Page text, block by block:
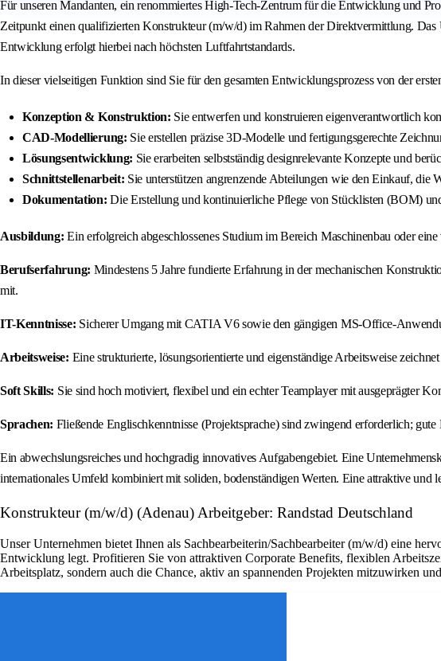
Für unseren Mandanten, ein renommiertes High-Tech-Zentrum für die Entwicklung und
Zeitpunkt einen qualifizierten Konstrukteur (m/w/d) im Rahmen der Direktvermittlung.
Entwicklung erfolgt hierbei nach höchsten Luftfahrtstandards.
In dieser vielseitigen Funktion sind Sie für den gesamten Entwicklungsprozess von der
Konzeption & Konstruktion: Sie entwerfen und konstruieren eigenverantwortlich
CAD-Modellierung: Sie erstellen präzise 3D-Modelle und fertigungsgerechte
Lösungsentwicklung: Sie erarbeiten selbstständig designrelevante Konzepte und
Schnittstellenarbeit: Sie unterstützen angrenzende Abteilungen wie den Einkauf, die
Dokumentation: Die Erstellung und kontinuierliche Pflege von Stücklisten (BOM)
Ausbildung: Ein erfolgreich abgeschlossenes Studium im Bereich Maschinenbau oder
Berufserfahrung: Mindestens 5 Jahre fundierte Erfahrung in der mechanischen
mit.
IT-Kenntnisse: Sicherer Umgang mit CATIA V6 sowie den gängigen MS-Office-
Arbeitsweise: Eine strukturierte, lösungsorientierte und eigenständige Arbeitsweise zeichnet
Soft Skills: Sie sind hoch motiviert, flexibel und ein echter Teamplayer mit ausgeprägter
Sprachen: Fließende Englischkenntnisse (Projektsprache) sind zwingend erforderlich;
Ein abwechslungsreiches und hochgradig innovatives Aufgabengebiet. Eine
internationales Umfeld kombiniert mit soliden, bodenständigen Werten. Eine attraktive und
Konstrukteur (m/w/d) (Adenau) Arbeitgeber: Randstad Deutschland
Unser Unternehmen bietet Ihnen als Sachbearbeiterin/Sachbearbeiter (m/w/d) eine
Entwicklung legt. Profitieren Sie von attraktiven Corporate Benefits, flexiblen
Arbeitsplatz, sondern auch die Chance, aktiv an spannenden Projekten mitzuwirken